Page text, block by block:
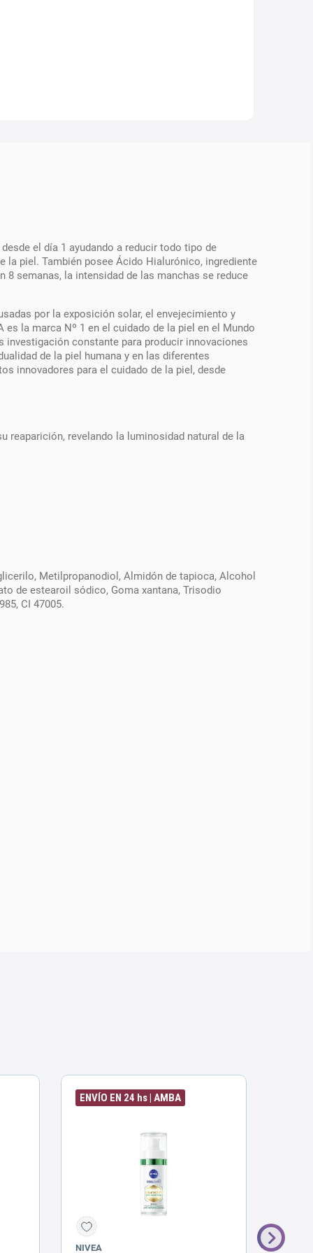
el día 1 ayudando a reducir todo tipo de
la piel. También posee Ácido Hialurónico, ingrediente
8 semanas, la intensidad de las manchas se reduce
por la exposición solar, el envejecimiento y
la marca Nº 1 en el cuidado de la piel en el Mundo
investigación constante para producir innovaciones
de la piel humana y en las diferentes
innovadores para el cuidado de la piel, desde
reaparición, revelando la luminosidad natural de la
Metilpropanodiol, Almidón de tapioca, Alcohol
de estearoil sódico, Goma xantana, Trisodio
CI 47005.
ENVÍO EN 24 hs | AMBA
NIVEA